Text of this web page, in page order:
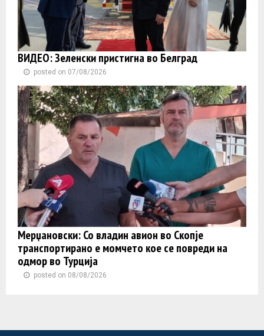
ВИДЕО: Зеленски пристигна во Белград
posted on 07/08/2026
Мерџановски: Со владин авион во Скопје
транспортиранo e момчето кое се повреди на
одмор во Турција
posted on 08/08/2026